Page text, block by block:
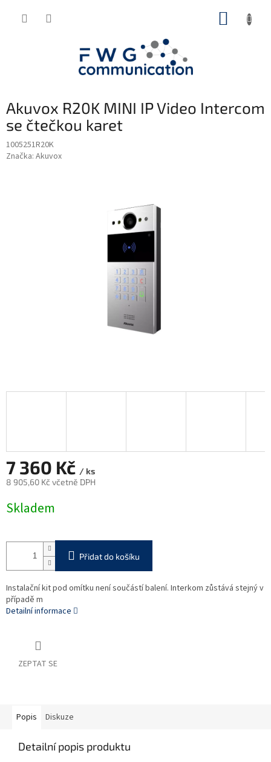
Akuvox R20K MINI IP Video Intercom
se čtečkou karet
1005251R20K
Značka: Akuvox
7 360 Kč / ks
8 905,60 Kč včetně DPH
cena:
Skladem
Přidat do košíku
Instalační kit pod omítku není součástí balení. Interkom zůstává stejný v
případě m
Detailní informace
ZEPTAT SE
Popis Diskuze
Detailní popis produktu